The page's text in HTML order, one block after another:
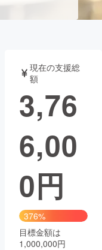
現在の支援総
額
3,76
6,00
0円
376%
目標金額は
1,000,000円